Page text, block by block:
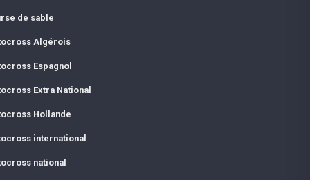
de sable
Algérois
Espagnol
Extra National
Hollande
international
national